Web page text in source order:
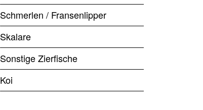
Schmerlen / Fransenlipper
Skalare
Sonstige Zierfische
Koi